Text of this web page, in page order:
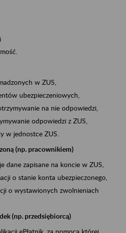
w ZUS,
ubezpieczeniowych,
na nie odpowiedzi,
odpowiedzi z ZUS,
w jednostce ZUS.
(np. pracownikiem)
dane zapisane na koncie w ZUS,
o stanie konta ubezpieczonego,
o wystawionych zwolnieniach
(np. przedsiębiorcą)